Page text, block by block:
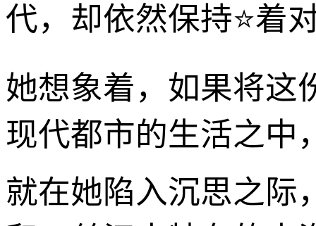
代，却依然保持⭐着
她想象着，如果将这
现代都市的生活之中
就在她陷入沉思之际